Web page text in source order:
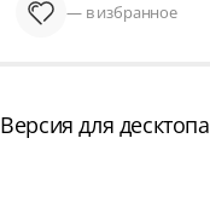
— в избранное
Версия для десктопа